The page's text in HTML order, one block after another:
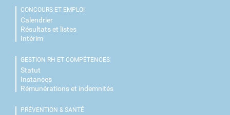
CONCOURS ET EMPLOI
Calendrier
Résultats et listes
Intérim
GESTION RH ET COMPÉTENCES
Statut
Instances
Rémunérations et indemnités
PRÉVENTION & SANTÉ